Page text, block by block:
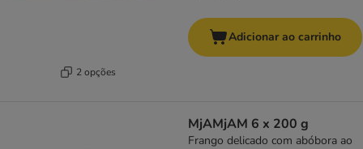
2 opções
Adicionar ao carrinho
MjAMjAM 6 x 200 g
Frango delicado com abóbora ao